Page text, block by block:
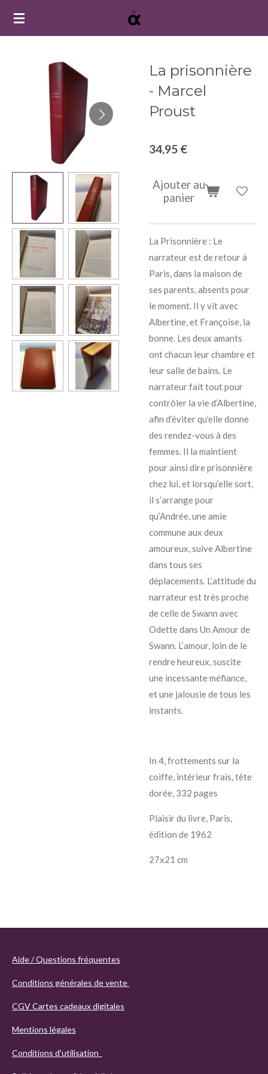
Passer
La prisonnière
- Marcel
Proust
34,95 €
Ajouter au
panier
La Prisonnière : Le
narrateur est de retour à
Paris, dans la maison de
ses parents, absents pour
le moment. Il y vit avec
Albertine, et Françoise, la
bonne. Les deux amants
ont chacun leur chambre et
leur salle de bains. Le
narrateur fait tout pour
contrôler la vie d’Albertine,
afin d’éviter qu’elle donne
des rendez-vous à des
femmes. Il la maintient
pour ainsi dire prisonnière
chez lui, et lorsqu’elle sort,
il s’arrange pour
qu’Andrée, une amie
commune aux deux
amoureux, suive Albertine
dans tous ses
déplacements. L’attitude du
narrateur est très proche
de celle de Swann avec
Odette dans Un Amour de
Swann. L’amour, loin de le
rendre heureux, suscite
une incessante méfiance,
et une jalousie de tous les
instants.
In 4, frottements sur la
coiffe, intérieur frais, tête
dorée, 332 pages
Plaisir du livre, Paris,
édition de 1962
27x21 cm
Aide / Questions fréquentes
Conditions générales de vente
CGV Cartes cadeaux digitales
Mentions légales
Conditions d'utilisation